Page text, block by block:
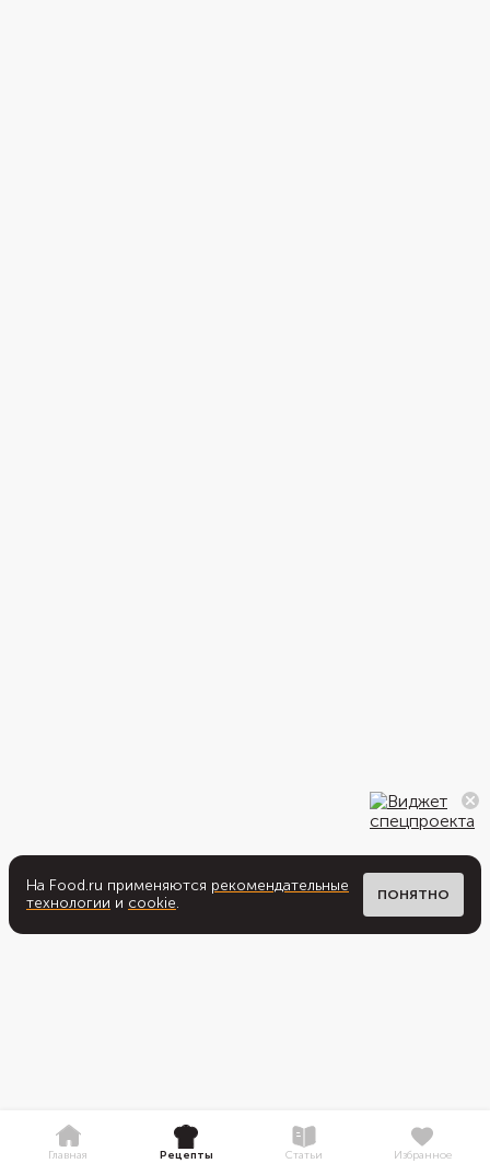
На Food.ru применяются рекомендательные
технологии и cookie. ПОНЯТНО
Главная Рецепты Статьи Избранное